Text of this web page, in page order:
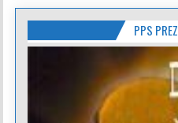
PPS